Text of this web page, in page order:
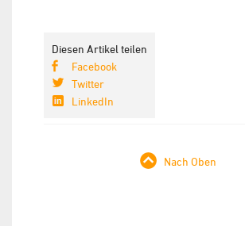
Diesen Artikel teilen
Facebook
Twitter
LinkedIn
Nach Oben